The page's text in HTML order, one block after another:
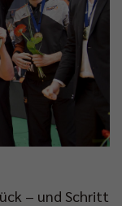
– und Schritt